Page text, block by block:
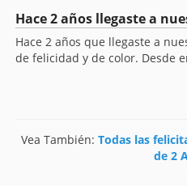
Hace 2 años llegaste a
Hace 2 años que llegaste a
de felicidad y de color. Desde
Vea También: Todas las
de 2